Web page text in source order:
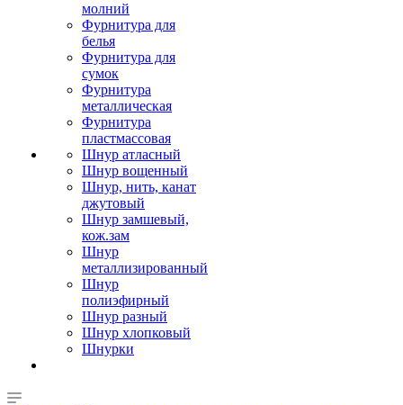
молний
Фурнитура для
белья
Фурнитура для
сумок
Фурнитура
металлическая
Фурнитура
пластмассовая
Шнур атласный
Шнур вощенный
Шнур, нить, канат
джутовый
Шнур замшевый,
кож.зам
Шнур
металлизированный
Шнур
полиэфирный
Шнур разный
Шнур хлопковый
Шнурки